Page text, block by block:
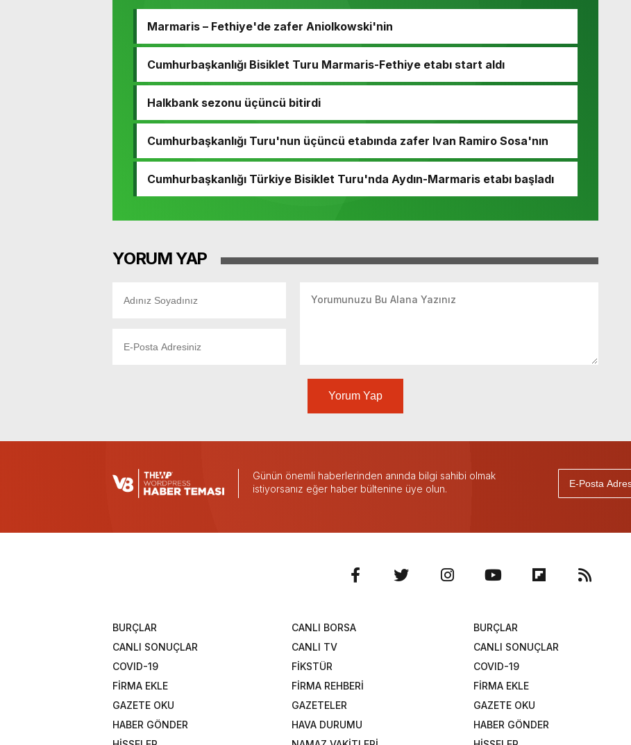
Marmaris – Fethiye'de zafer Aniolkowski'nin
Cumhurbaşkanlığı Bisiklet Turu Marmaris-Fethiye etabı start aldı
Halkbank sezonu üçüncü bitirdi
Cumhurbaşkanlığı Turu'nun üçüncü etabında zafer Ivan Ramiro Sosa'nın
Cumhurbaşkanlığı Türkiye Bisiklet Turu'nda Aydın-Marmaris etabı başladı
YORUM YAP
Yorum Yap
Günün önemli haberlerinden anında bilgi sahibi olmak
istiyorsanız eğer haber bültenine üye olun.
BURÇLAR
CANLI BORSA
CANLI SONUÇLAR
CANLI TV
COVID-19
FİKSTÜR
FİRMA EKLE
FİRMA REHBERİ
GAZETE OKU
GAZETELER
HABER GÖNDER
HAVA DURUMU
BURÇLAR
CANLI SONUÇLAR
COVID-19
FİRMA EKLE
GAZETE OKU
HABER GÖNDER